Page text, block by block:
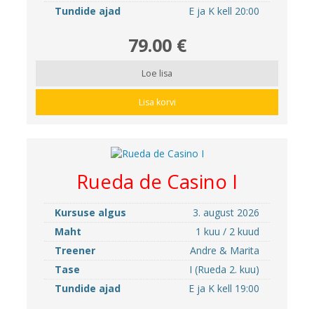
Tundide ajad
E ja K kell 20:00
79.00 €
Loe lisa
Lisa korvi
Rueda de Casino I
Kursuse algus
3. august 2026
Maht
1 kuu / 2 kuud
Treener
Andre & Marita
Tase
I (Rueda 2. kuu)
Tundide ajad
E ja K kell 19:00